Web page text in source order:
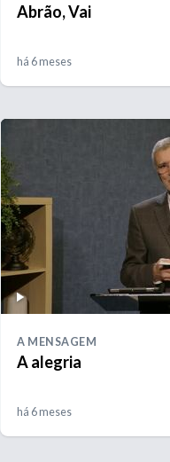
Abrão, Vai
há 6 meses
A MENSAGEM
A alegria
há 6 meses